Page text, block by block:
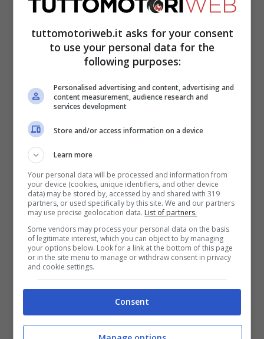
anche il GP del Belgio del 2015, il
900esimo evento iridato a cui partecipò la
Scuderia modenese, dove Seb si ritirò a
due giri dalla fine mentre era terzo.
Per concludere, tutti ricorderanno la gara
numero 1000 della storia dellaFerrari
massima formula, che risale al Mugello di
due anni fa.
furono umiliati dalla concorrenza,
rimediando sorpassi praticamente ad ogni
giro per via di un motore non certo
prestazionale.
tuttomotoriweb.it asks for your consent
to use your personal data for the
following purposes:
Personalised advertising and content, advertising and
content measurement, audience research and
services development
Store and/or access information on a device
Learn more
Your personal data will be processed and information from
your device (cookies, unique identifiers, and other device
data) may be stored by, accessed by and shared with 319
partners, or used specifically by this site. We and our partners
may use precise geolocation data. List of partners.
Some vendors may process your personal data on the basis
of legitimate interest, which you can object to by managing
your options below. Look for a link at the bottom of this page
or in the site menu to manage or withdraw consent in privacy
and cookie settings.
Consent